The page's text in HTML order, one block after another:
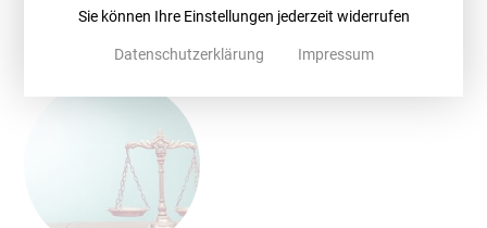
oder ausführen, benötigen daher grundsätzlich eine entsprechende
insbesondere für Unternehmen Bedeutung, die Photovoltaik-
oder Vermittlung auch handwerkliche Leistungen übernehmen.
Sie können Ihre Einstellungen jederzeit widerrufen
Datenschutzerklärung Impressum